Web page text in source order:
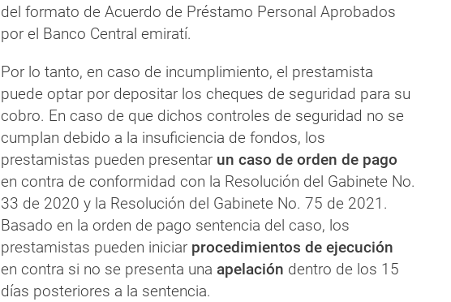
del formato de Acuerdo de Préstamo Personal Aprobados
por el Banco Central emiratí.
Por lo tanto, en caso de incumplimiento, el prestamista
puede optar por depositar los cheques de seguridad para su
cobro. En caso de que dichos controles de seguridad no se
cumplan debido a la insuficiencia de fondos, los
prestamistas pueden presentar un caso de orden de pago
en contra de conformidad con la Resolución del Gabinete No.
33 de 2020 y la Resolución del Gabinete No. 75 de 2021.
Basado en la orden de pago sentencia del caso, los
prestamistas pueden iniciar procedimientos de ejecución
en contra si no se presenta una apelación dentro de los 15
días posteriores a la sentencia.